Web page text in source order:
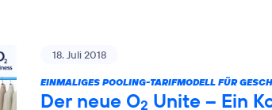
18. Juli 2018
EINMALIGES POOLING-TARIFMODELL FÜR
Der neue O2 Unite – Ein